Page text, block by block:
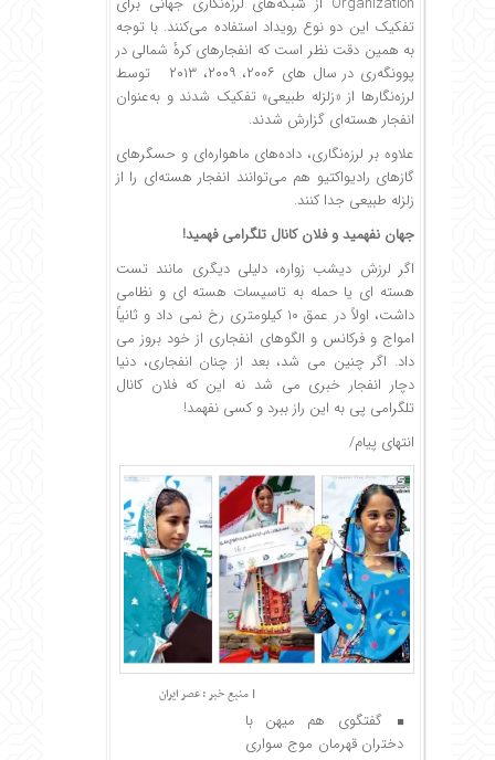
تفکیک این دو نوع رویداد استفاده می‌کنند. با توجه
به همین دقت نظر است که انفجارهای کرهٔ شمالی در
پوونگه‌ری در سال های ۲۰۰۶، ۲۰۰۹، ۲۰۱۳ توسط
لرزه‌نگارها از «زلزله طبیعی» تفکیک شدند و به‌عنوان
انفجار هسته‌ای گزارش شدند.
علاوه بر لرزه‌نگاری، داده‌های ماهواره‌ای و حسگرهای
گازهای رادیواکتیو هم می‌توانند انفجار هسته‌ای را از
زلزله طبیعی جدا کنند.
جهان نفهمید و فلان کانال تلگرامی فهمید!
اگر لرزش دیشب زواره، دلیلی دیگری مانند تست
هسته ای یا حمله به تاسیسات هسته ای و نظامی
داشت، اولاً در عمق ۱۰ کیلومتری رخ نمی داد و ثانیاً
امواج و فرکانس و الگوهای انفجاری از خود بروز می
داد. اگر چنین می شد، بعد از چنان انفجاری، دنیا
دچار انفجار خبری می شد نه این که فلان کانال
تلگرامی پی به این راز ببرد و کسی نفهمد!
انتهای پیام/
گفتگوی هم میهن با
دختران قهرمان موج سواری
| منبع خبر : عصر ایران